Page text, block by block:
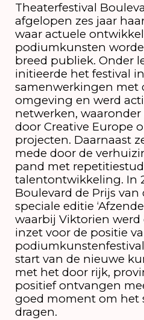
Theaterfestival
afgelopen zes jaar
waar actuele
podiumkunsten
breed publiek. Onder
initieerde het festival
samenwerkingen met
omgeving en werd
netwerken,
door Creative Europe
projecten. Daarnaast
mede door de
pand met
talentontwikkeling. In
Boulevard de Prijs van
speciale editie
waarbij Viktorien
inzet voor de positie
start van de nieuwe
met het door rijk,
positief ontvangen
goed moment om het
dragen.